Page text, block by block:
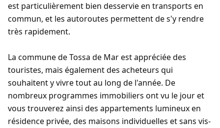
est particulièrement bien desservie en transports en
commun, et les autoroutes permettent de s'y rendre
très rapidement.
La commune de Tossa de Mar est appréciée des
touristes, mais également des acheteurs qui
souhaitent y vivre tout au long de l'année. De
nombreux programmes immobiliers ont vu le jour et
vous trouverez ainsi des appartements lumineux en
résidence privée, des maisons individuelles et sans vis-